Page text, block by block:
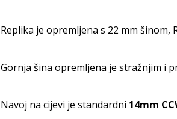
Replika je opremljena s 22 mm šinom,
Gornja šina opremljena je stražnjim i
Navoj na cijevi je standardni 14mm